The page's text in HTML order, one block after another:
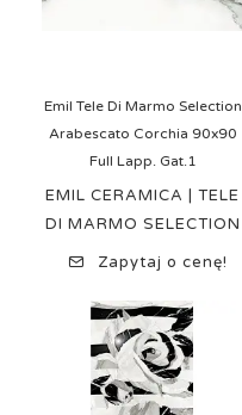
Emil Tele Di Marmo Selection
Arabescato Corchia 90x90
Full Lapp. Gat.1
EMIL CERAMICA | TELE
DI MARMO SELECTION
Zapytaj o cenę!